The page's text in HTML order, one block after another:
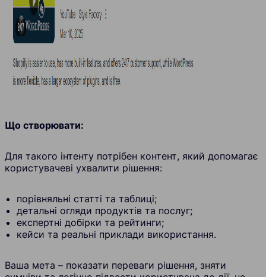
Що створювати:
Для такого інтенту потрібен контент, який допомагає
користувачеві ухвалити рішення:
порівняльні статті та таблиці;
детальні огляди продуктів та послуг;
експертні добірки та рейтинги;
кейси та реальні приклади використання.
Ваша мета – показати переваги рішення, зняти